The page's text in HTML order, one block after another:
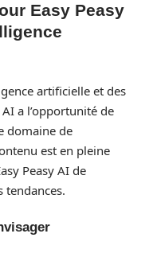
Easy Peasy
artificielle et des
a l’opportunité de
domaine de
est en pleine
Peasy AI de
tendances.